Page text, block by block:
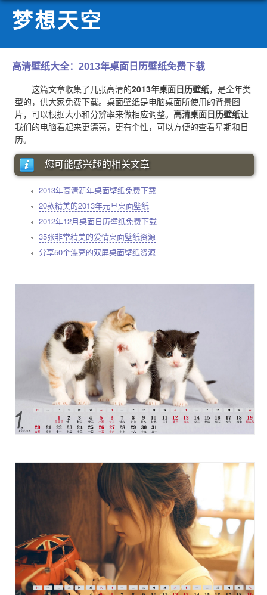
梦想天空
高清壁纸大全：2013年桌面日历壁纸免费下载
这篇文章收集了几张高清的2013年桌面日历壁纸，是全年类
型的，供大家免费下载。桌面壁纸是电脑桌面所使用的背景图
片，可以根据大小和分辨率来做相应调整。 高清桌面日历壁纸让
我们的电脑看起来更漂亮，更有个性，可以方便的查看星期和日
历。
您可能感兴趣的相关文章
2013年高清新年桌面壁纸免费下载
20款精美的2013年元旦桌面壁纸
2012年12月桌面日历壁纸免费下载
35张非常精美的爱情桌面壁纸资源
分享50个漂亮的双屏桌面壁纸资源